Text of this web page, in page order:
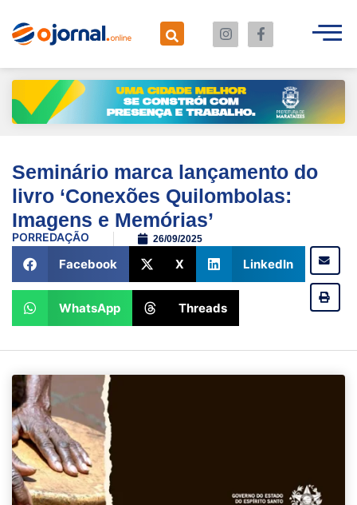
Seminário marca lançamento do
livro ‘Conexões Quilombolas:
Imagens e Memórias’
PORREDAÇÃO 26/09/2025
Facebook X LinkedIn
WhatsApp Threads